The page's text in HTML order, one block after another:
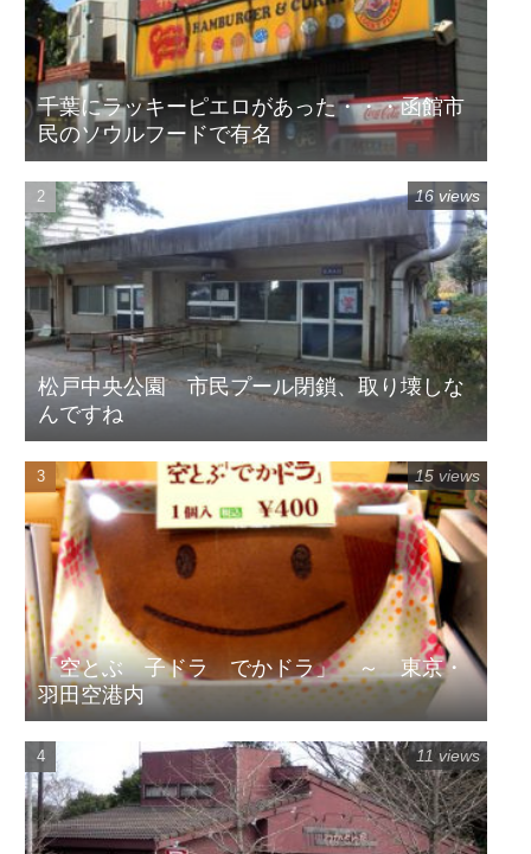
千葉にラッキーピエロがあった・・・函館市
民のソウルフードで有名
松戸中央公園 市民プール閉鎖、取り壊しな
んですね
16 views
「空とぶ 子ドラ でかドラ」 ～ 東京・
羽田空港内
15 views
11 views